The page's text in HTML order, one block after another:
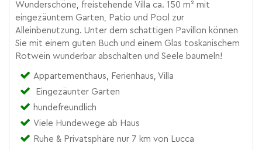
Wunderschöne, freistehende Villa ca. 150 m² mit
eingezäuntem Garten, Patio und Pool zur
Alleinbenutzung. Unter dem schattigen Pavillon können
Sie mit einem guten Buch und einem Glas toskanischem
Rotwein wunderbar abschalten und Seele baumeln!
Appartementhaus, Ferienhaus, Villa
Eingezäunter Garten
hundefreundlich
Viele Hundewege ab Haus
Ruhe & Privatsphäre nur 7 km von Lucca